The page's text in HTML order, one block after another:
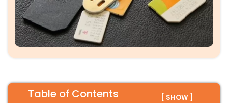
Table of Contents [ SHOW ]